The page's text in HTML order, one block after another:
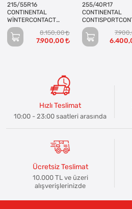
215/55R16
CONTINENTAL
WİNTERCONTACT
8.150,00
7.900,00
255/40R17
CONTINENTAL
3 94V
Hızlı Teslimat
10:00 - 23:00 saatleri arasında
Ücretsiz Teslimat
10.000 TL ve üzeri
alışverişlerinizde